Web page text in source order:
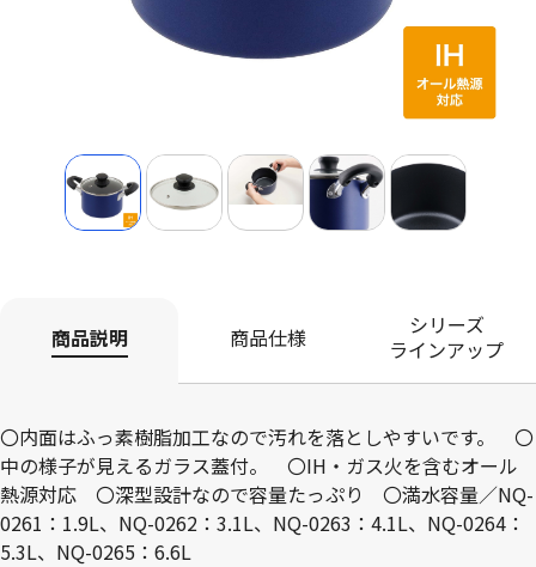
商品説明 商品仕様
シリーズ
ラインアップ
〇内面はふっ素樹脂加工なので汚れを落としやすいです。 〇
中の様子が見えるガラス蓋付。 〇IH・ガス火を含むオール
熱源対応 〇深型設計なので容量たっぷり 〇満水容量／NQ-
0261：1.9L、NQ-0262：3.1L、NQ-0263：4.1L、NQ-0264：
5.3L、NQ-0265：6.6L